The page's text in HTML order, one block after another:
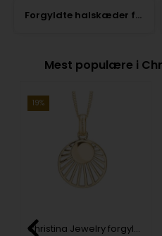
Forgyldte halskæder fra Christina
Mest populære i
19%
Christina Jewelry forgyldt sterling sølv vedhæng, SUNSET med forgyldt overflade, med en 40+15 cm kæde